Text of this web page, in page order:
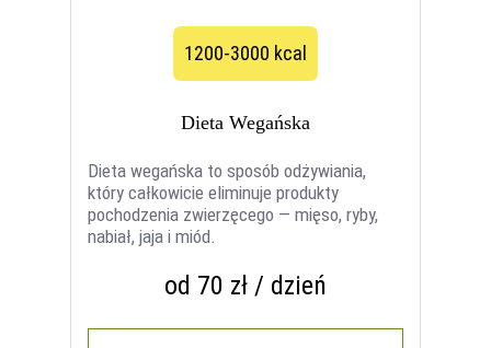
1200-3000 kcal
Dieta Wegańska
Dieta wegańska to sposób odżywiania,
który całkowicie eliminuje produkty
pochodzenia zwierzęcego — mięso, ryby,
nabiał, jaja i miód.
od 70 zł / dzień